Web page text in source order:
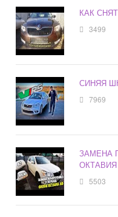
КАК
3499
СИНЯЯ
7969
ЗАМЕНА
ОКТАВИЯ
5503